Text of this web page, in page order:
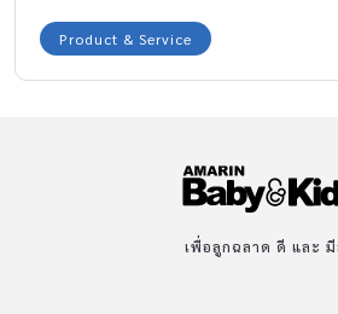
USEFUL LINKS
PREGNANCY
TODDLER & KIDS
FAMILY
SCHOOL VISIT